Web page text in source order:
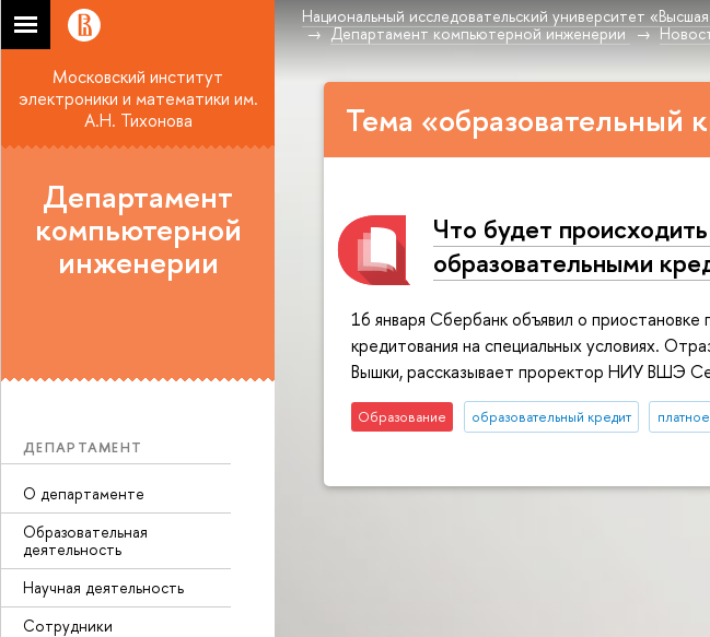
Национальный исследовательский университет
Департамент компьютерной инженерии
Московский институт
электроники и математики им.
А.Н. Тихонова
Департамент
компьютерной
инженерии
ДЕПАРТАМЕНТ
О департаменте
Образовательная
деятельность
Научная деятельность
Сотрудники
Тема «образовательный
Что будет
образовательными
16 января Сбербанк объявил о
кредитования на специальных условиях.
Вышки, рассказывает проректор НИУ ВШЭ
Образование образовательный кредит